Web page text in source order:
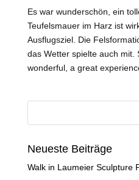
Es war wunderschön, ein
Teufelsmauer im Harz ist
Ausflugsziel. Die
das Wetter spielte auch mit.
wonderful, a great
Neueste Beiträge
Walk in Laumeier Sculpture